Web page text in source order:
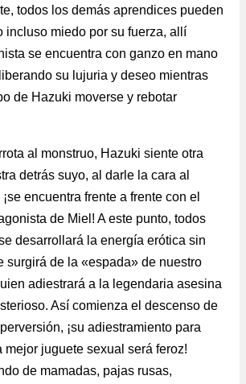
todos los demás aprendices pueden
incluso miedo por su fuerza, allí
se encuentra con ganzo en mano
su lujuria y deseo mientras
de Hazuki moverse y rebotar
al monstruo, Hazuki siente otra
detrás suyo, al darle la cara al
encuentra frente a frente con el
de Miel! A este punto, todos
desarrollará la energía erótica sin
surgirá de la «espada» de nuestro
adiestrará a la legendaria asesina
Así comienza el descenso de
¡su adiestramiento para
mejor juguete sexual será feroz!
de mamadas, pajas rusas,